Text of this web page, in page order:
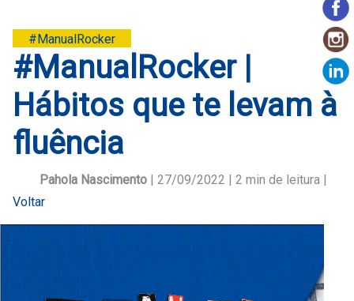
#ManualRocker
#ManualRocker |
Hábitos que te levam à
fluência
Pahola Nascimento | 27/09/2022 | 2 min de leitura |
Voltar